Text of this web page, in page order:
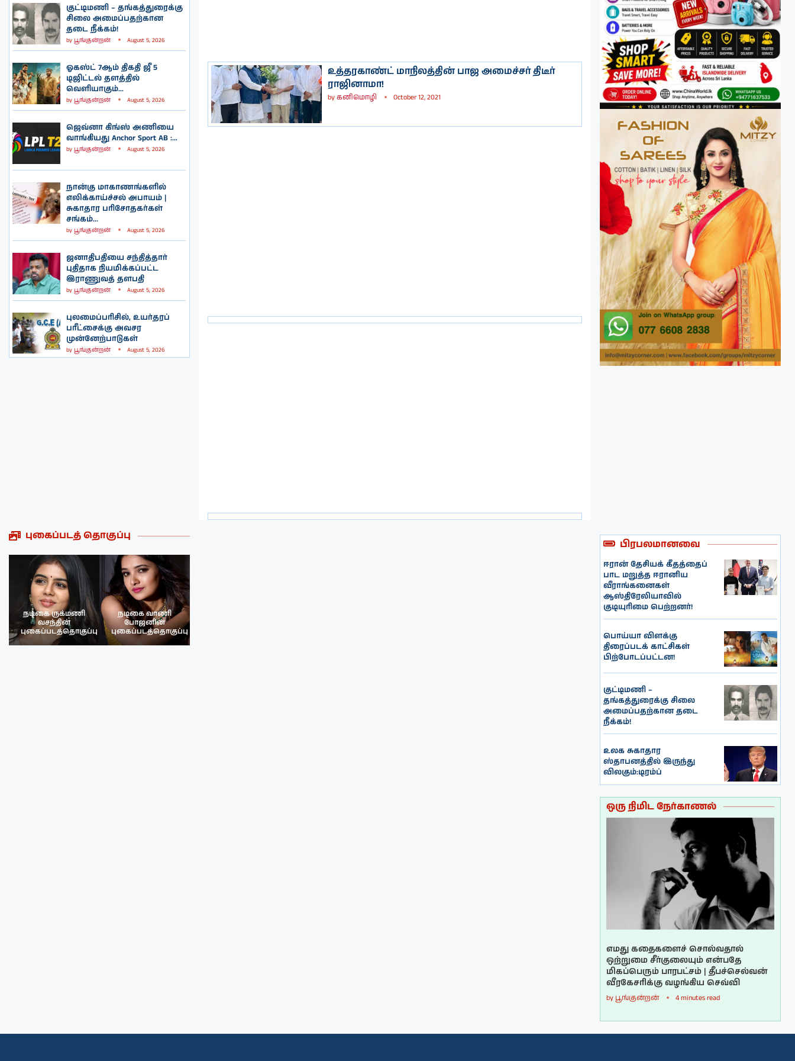
குட்டிமணி – தங்கத்துரைக்கு
சிலை அமைப்பதற்கான
தடை நீக்கம்!
by பூங்குன்றன் August 5, 2026
ஓகஸ்ட் 7ஆம் திகதி ஜீ 5
டிஜிட்டல் தளத்தில்
வெளியாகும்...
by பூங்குன்றன் August 5, 2026
ஜெவ்னா கிங்ஸ் அணியை
வாங்கியது Anchor Sport AB :...
by பூங்குன்றன் August 5, 2026
நான்கு மாகாணங்களில்
எலிக்காய்ச்சல் அபாயம் |
சுகாதார பரிசோதகர்கள்
சங்கம்...
by பூங்குன்றன் August 5, 2026
ஜனாதிபதியை சந்தித்தார்
புதிதாக நியமிக்கப்பட்ட
இராணுவத் தளபதி
by பூங்குன்றன் August 5, 2026
புலமைப்பரிசில், உயர்தரப்
பரீட்சைக்கு அவசர
முன்னேற்பாடுகள்
by பூங்குன்றன் August 5, 2026
புகைப்படத் தொகுப்பு
நடிகை ருக்மணி
வசந்தின்
புகைப்படத்தொகுப்பு
நடிகை வாணி
போஜனின்
புகைப்படத்தொகுப்பு
உத்தரகாண்ட் மாநிலத்தின் பாஜ அமைச்சர் திடீர்
ராஜினாமா!
byகனிமொழி October 12, 2021
பிரபலமானவை
ஈரான் தேசியக் கீதத்தைப்
பாட மறுத்த ஈரானிய
வீராங்கனைகள்
ஆஸ்திரேலியாவில்
குடியுரிமை பெற்றனர்!
பொய்யா விளக்கு
திரைப்படக் காட்சிகள்
பிற்போடப்பட்டன!
குட்டிமணி –
தங்கத்துரைக்கு சிலை
அமைப்பதற்கான தடை
நீக்கம்!
உலக சுகாதார
ஸ்தாபனத்தில் இருந்து
விலகும்:டிரம்ப்
ஒரு நிமிட நேர்காணல்
எமது கதைகளைச் சொல்வதால்
ஒற்றுமை சீர்குலையும் என்பதே
மிகப்பெரும் பாரபட்சம் | தீபச்செல்வன்
வீரகேசரிக்கு வழங்கிய செவ்வி
by பூங்குன்றன் 4 minutes read